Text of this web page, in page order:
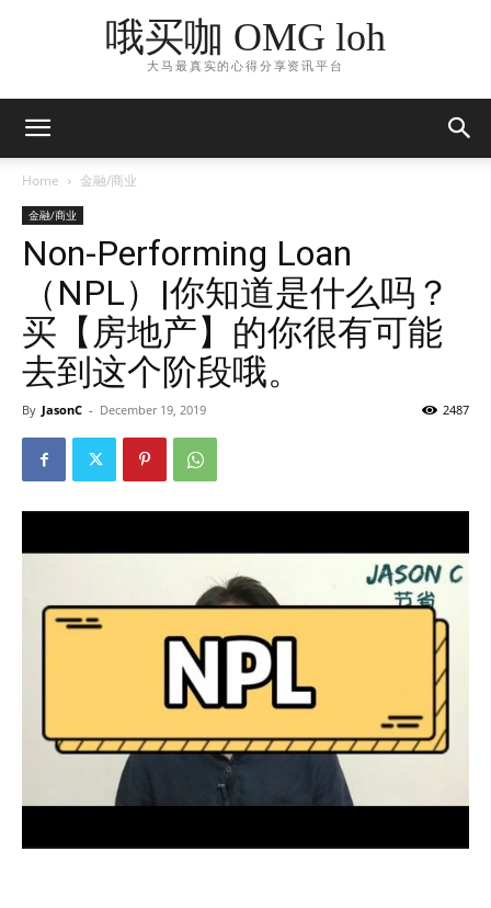
哦买咖 OMG loh
大马最真实的心得分享资讯平台
Home 金融/商业
金融/商业
Non-Performing Loan
（NPL）|你知道是什么吗？
买【房地产】的你很有可能
去到这个阶段哦。
By JasonC - December 19, 2019 2487